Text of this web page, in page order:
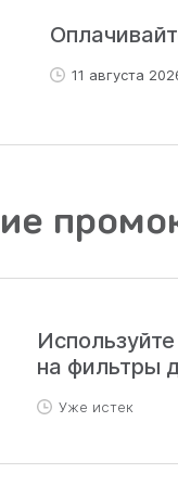
11 августа
на фильтры
Уже истек